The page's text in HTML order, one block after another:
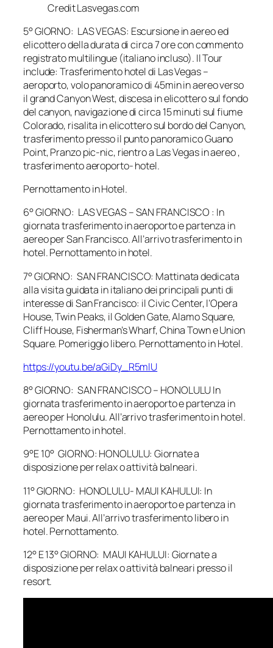
Credit Lasvegas.com
5° GIORNO: LAS VEGAS: Escursione in aereo ed
elicottero della durata di circa 7 ore con commento
registrato multilingue (italiano incluso). Il Tour
include: Trasferimento hotel di Las Vegas –
aeroporto, volo panoramico di 45min in aereo verso
il grand Canyon West, discesa in elicottero sul fondo
del canyon, navigazione di circa 15 minuti sul fiume
Colorado, risalita in elicottero sul bordo del Canyon,
trasferimento presso il punto panoramico Guano
Point, Pranzo pic-nic, rientro a Las Vegas in aereo ,
trasferimento aeroporto- hotel.
Pernottamento in Hotel.
6° GIORNO: LAS VEGAS – SAN FRANCISCO : In
giornata trasferimento in aeroporto e partenza in
aereo per San Francisco. All’arrivo trasferimento in
hotel. Pernottamento in hotel.
7° GIORNO: SAN FRANCISCO: Mattinata dedicata
alla visita guidata in italiano dei principali punti di
interesse di San Francisco: il Civic Center, l’Opera
House, Twin Peaks, il Golden Gate, Alamo Square,
Cliff House, Fisherman’s Wharf, China Town e Union
Square. Pomeriggio libero. Pernottamento in Hotel.
https://youtu.be/aGiDy_R5mlU
8° GIORNO: SAN FRANCISCO – HONOLULU In
giornata trasferimento in aeroporto e partenza in
aereo per Honolulu. All’arrivo trasferimento in hotel.
Pernottamento in hotel.
9°E 10° GIORNO: HONOLULU: Giornate a
disposizione per relax o attività balneari.
11° GIORNO: HONOLULU- MAUI KAHULUI: In
giornata trasferimento in aeroporto e partenza in
aereo per Maui. All’arrivo trasferimento libero in
hotel. Pernottamento.
12° E 13° GIORNO: MAUI KAHULUI: Giornate a
disposizione per relax o attività balneari presso il
resort.